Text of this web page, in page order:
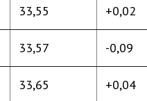
34,17 -0,17
34,22 -0,11
34,37 -0,11
33,55 +0,02
33,57 -0,09
33,65 +0,04